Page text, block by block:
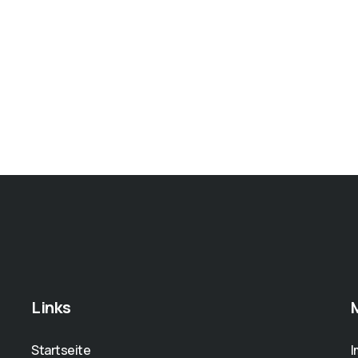
Links
Startseite